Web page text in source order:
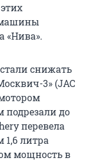
машины
«Нива».
снижать
3» (JAC
подрезали до
перевела
литра
мощность в